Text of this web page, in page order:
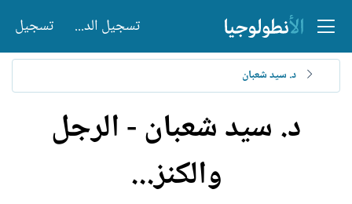
تسجيل الدخول تسجيل
د. سيد شعبان
د. سيد شعبان - الرجل
والكنز...